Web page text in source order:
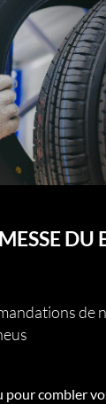
DU
de
pour combler